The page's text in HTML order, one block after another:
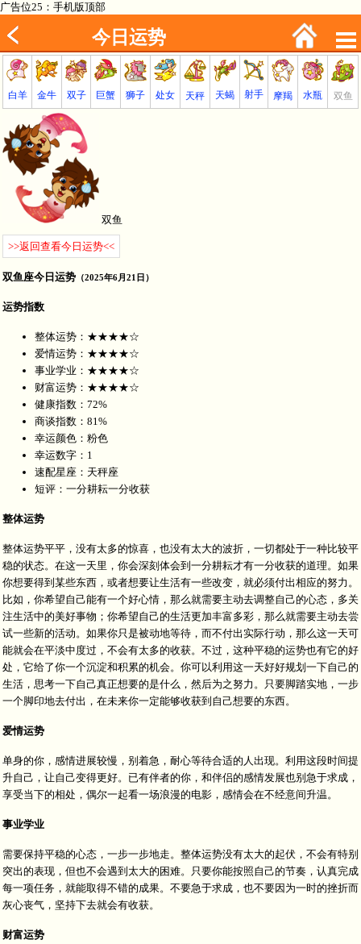
广告位25：手机版顶部
今日运势
白羊 金牛 双子 巨蟹 狮子 处女 天秤 天蝎 射手 摩羯 水瓶 双鱼
双鱼
>>返回查看今日运势<<
双鱼座今日运势 （2025年6月21日）
运势指数
整体运势：★★★★☆
爱情运势：★★★★☆
事业学业：★★★★☆
财富运势：★★★★☆
健康指数：72%
商谈指数：81%
幸运颜色：粉色
幸运数字：1
速配星座：天秤座
短评：一分耕耘一分收获
整体运势
整体运势平平，没有太多的惊喜，也没有太大的波折，一切都处于一种比较平
稳的状态。在这一天里，你会深刻体会到一分耕耘才有一分收获的道理。如果
你想要得到某些东西，或者想要让生活有一些改变，就必须付出相应的努力。
比如，你希望自己能有一个好心情，那么就需要主动去调整自己的心态，多关
注生活中的美好事物；你希望自己的生活更加丰富多彩，那么就需要主动去尝
试一些新的活动。如果你只是被动地等待，而不付出实际行动，那么这一天可
能就会在平淡中度过，不会有太多的收获。不过，这种平稳的运势也有它的好
处，它给了你一个沉淀和积累的机会。你可以利用这一天好好规划一下自己的
生活，思考一下自己真正想要的是什么，然后为之努力。只要脚踏实地，一步
一个脚印地去付出，在未来你一定能够收获到自己想要的东西。
爱情运势
单身的你，感情进展较慢，别着急，耐心等待合适的人出现。利用这段时间提
升自己，让自己变得更好。已有伴者的你，和伴侣的感情发展也别急于求成，
享受当下的相处，偶尔一起看一场浪漫的电影，感情会在不经意间升温。
事业学业
需要保持平稳的心态，一步一步地走。整体运势没有太大的起伏，不会有特别
突出的表现，但也不会遇到太大的困难。只要你能按照自己的节奏，认真完成
每一项任务，就能取得不错的成果。不要急于求成，也不要因为一时的挫折而
灰心丧气，坚持下去就会有收获。
财富运势